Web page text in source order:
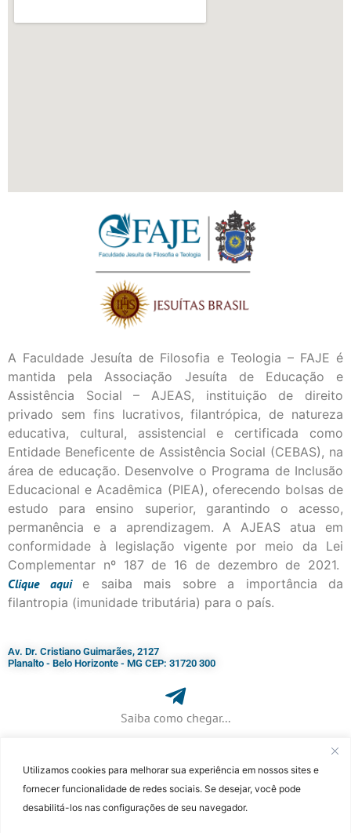
Utilizamos cookies para melhorar sua experiência em nossos sites e
fornecer funcionalidade de redes sociais. Se desejar, você pode
desabilitá-los nas configurações de seu navegador.
A Faculdade Jesuíta de Filosofia e Teologia – FAJE é
mantida pela Associação Jesuíta de Educação e
Assistência Social – AJEAS, instituição de direito
privado sem fins lucrativos, filantrópica, de natureza
educativa, cultural, assistencial e certificada como
Entidade Beneficente de Assistência Social (CEBAS), na
área de educação. Desenvolve o Programa de Inclusão
Educacional e Acadêmica (PIEA), oferecendo bolsas de
estudo para ensino superior, garantindo o acesso,
permanência e a aprendizagem. A AJEAS atua em
conformidade à legislação vigente por meio da Lei
Complementar nº 187 de 16 de dezembro de 2021.
Cliqueaqui
e saiba mais sobre a importância da
filantropia (imunidade tributária) para o país.
Av. Dr. Cristiano Guimarães, 2127
Planalto - Belo Horizonte - MG CEP: 31720 300
Saiba como chegar...
+ 55 (31) 3115-7000​